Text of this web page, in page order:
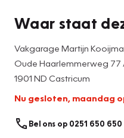
Waar staat
Vakgarage Martijn
Oude Haarlemmerweg 77
1901 ND Castricum
Nu gesloten, maandag
Bel ons op 0251 650 650